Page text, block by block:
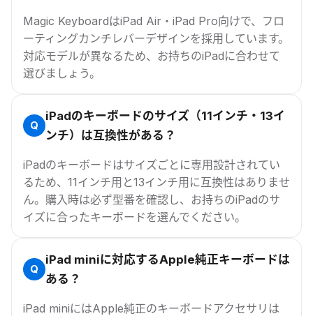
Magic KeyboardはiPad Air・iPad Pro向けで、フロ
ーティングカンチレバーデザインを採用しています。
対応モデルが異なるため、お持ちのiPadに合わせて
選びましょう。
iPadのキーボードのサイズ（11インチ・13イ
ンチ）は互換性がある？
iPadのキーボードはサイズごとに専用設計されてい
るため、11インチ用と13インチ用に互換性はありませ
ん。購入時は必ず型番を確認し、お持ちのiPadのサ
イズに合ったキーボードを選んでください。
iPad miniに対応するApple純正キーボードは
ある？
iPad miniにはApple純正のキーボードアクセサリは